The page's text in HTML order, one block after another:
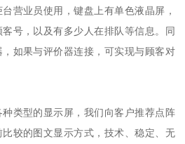
营业员使用，键盘上有单色液晶屏，
号，以及有多少人在排队等信息。同
如果与评价器连接，可实现与顾客对
类型的显示屏，我们向客户推荐点阵
较的图文显示方式，技术、稳定、无